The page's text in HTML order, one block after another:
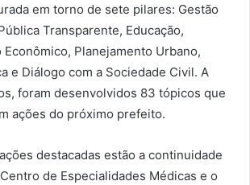
em torno de sete pilares: Gestão
Transparente, Educação,
Planejamento Urbano,
e Diálogo com a Sociedade Civil. A
foram desenvolvidos 83 tópicos que
ações do próximo prefeito.
destacadas estão a continuidade
de Especialidades Médicas e o